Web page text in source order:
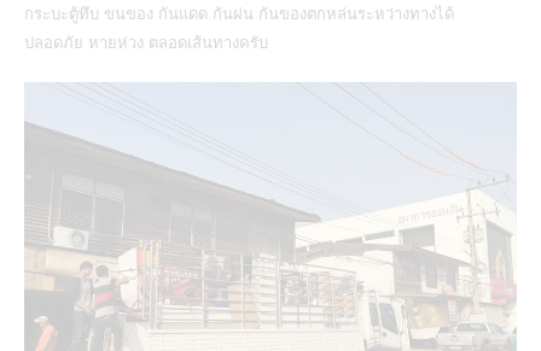
กระบะตู้ทึบ ขนของ กันแดด กันฝน กันของตกหล่นระหว่างทางได้
ปลอดภัย หายห่วง ตลอดเส้นทางครับ